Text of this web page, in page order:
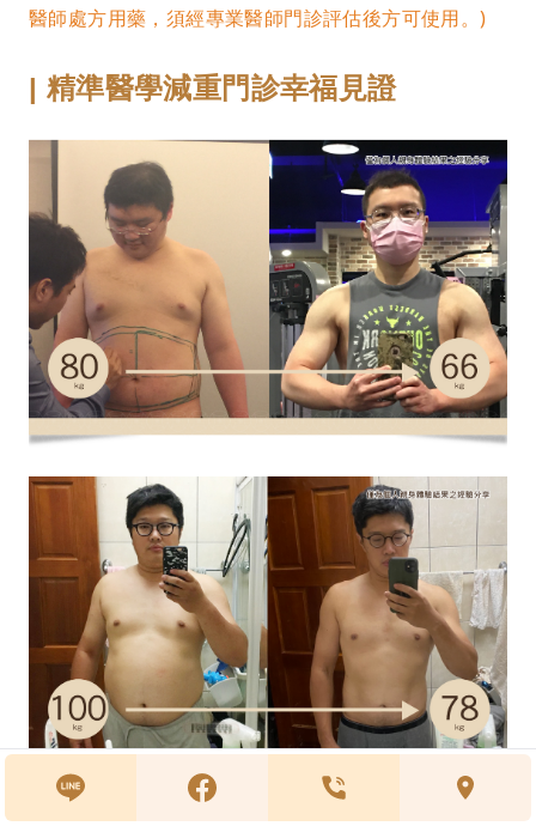
醫師處方用藥，須經專業醫師門診評估後方可使用。)
| 精準醫學減重門診幸福見證